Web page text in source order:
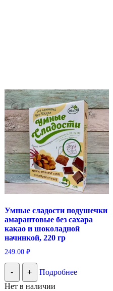
Умные сладости подушечки
амарантовые без сахара
какао и шоколадной
начинкой, 220 гр
249.00 ₽
- +
Подробнее
Нет в наличии